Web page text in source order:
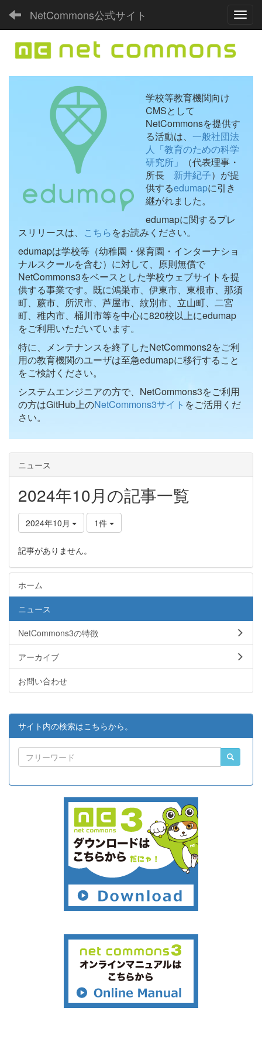
NetCommons公式サイト
学校等教育機関向け
CMSとして
NetCommonsを提供す
る活動は、 一般社団法
人「教育のための科学
研究所」
（代表理事・
所長 新井紀子）が提
供するedumapに引き
継がれました。
edumapに関するプレ
スリリースは、 こちらをお読みください。
edumapは学校等（幼稚園・保育園・インターナショ
ナルスクールを含む）に対して、原則無償で
NetCommons3をベースとした学校ウェブサイトを提
供する事業です。既に鴻巣市、伊東市、東根市、那須
町、蕨市、所沢市、芦屋市、紋別市、立山町、二宮
町、稚内市、桶川市等を中心に820校以上にedumap
をご利用いただいています。
特に、メンテナンスを終了したNetCommons2をご利
用の教育機関のユーザは至急edumapに移行すること
をご検討ください。
システムエンジニアの方で、NetCommons3をご利用
の方はGitHub上のNetCommons3サイト をご活用くだ
さい。
ニュース
2024年10月の記事一覧
2024年10月 1件
記事がありません。
ホーム
ニュース
NetCommons3の特徴
アーカイブ
お問い合わせ
サイト内の検索はこちらから。